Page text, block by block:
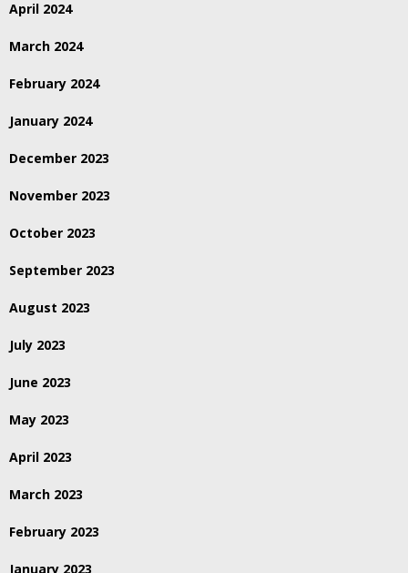
April 2024
March 2024
February 2024
January 2024
December 2023
November 2023
October 2023
September 2023
August 2023
July 2023
June 2023
May 2023
April 2023
March 2023
February 2023
January 2023